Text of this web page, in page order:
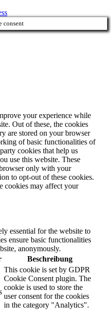
consent
your experience while
Out of these, the cookies
are stored on your browser
of basic functionalities of
cookies that help us
use this website. These
only with your
to opt-out of these cookies.
cookies may affect your
essential for the website to
ensure basic functionalities
anonymously.
Beschreibung
This cookie is set by GDPR
Cookie Consent plugin. The
cookie is used to store the
user consent for the cookies
in the category "Analytics".